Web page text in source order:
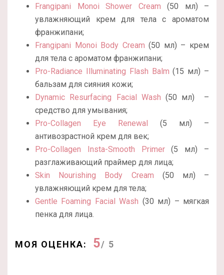
Frangipani Monoi Shower Cream (50 мл) –
увлажняющий крем для тела с ароматом
франжипани;
Frangipani Monoi Body Cream (50 мл) – крем
для тела с ароматом франжипани;
Pro-Radiance Illuminating Flash Balm (15 мл) –
бальзам для сияния кожи;
Dynamic Resurfacing Facial Wash (50 мл) –
средство для умывания;
Pro-Collagen Eye Renewal (5 мл) –
антивозрастной крем для век;
Pro-Collagen Insta-Smooth Primer(5 мл) –
разглаживающий праймер для лица;
Skin Nourishing Body Cream (50 мл) –
увлажняющий крем для тела;
Gentle Foaming Facial Wash (30 мл) – мягкая
пенка для лица.
МОЯ ОЦЕНКА: 5/ 5